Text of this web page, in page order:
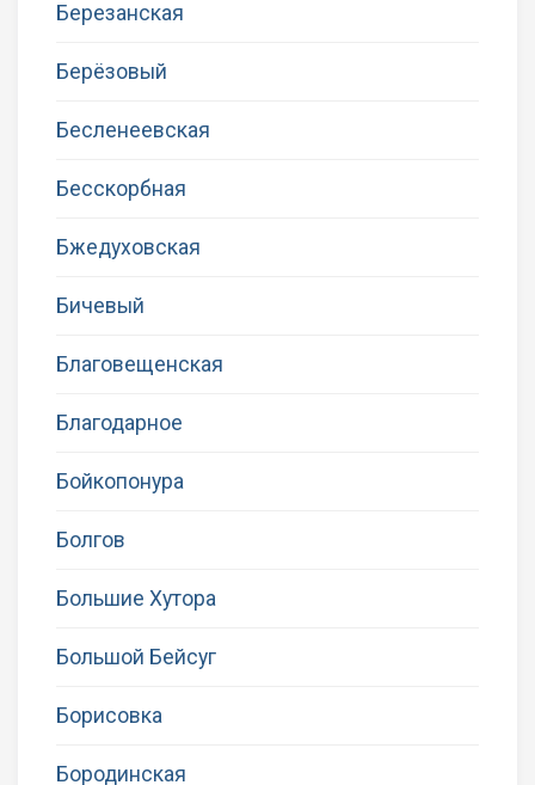
Березанская
Берёзовый
Бесленеевская
Бесскорбная
Бжедуховская
Бичевый
Благовещенская
Благодарное
Бойкопонура
Болгов
Большие Хутора
Большой Бейсуг
Борисовка
Бородинская